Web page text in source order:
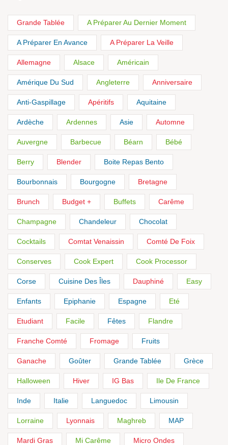
Grande Tablée A Préparer Au Dernier Moment
A Préparer En Avance A Préparer La Veille
Allemagne Alsace Américain
Amérique Du Sud Angleterre Anniversaire
Anti-Gaspillage Apéritifs Aquitaine
Ardèche Ardennes Asie Automne
Auvergne Barbecue Béarn Bébé
Berry Blender Boite Repas Bento
Bourbonnais Bourgogne Bretagne
Brunch Budget + Buffets Carême
Champagne Chandeleur Chocolat
Cocktails Comtat Venaissin Comté De Foix
Conserves Cook Expert Cook Processor
Corse Cuisine Des Îles Dauphiné Easy
Enfants Epiphanie Espagne Eté
Etudiant Facile Fêtes Flandre
Franche Comté Fromage Fruits
Ganache Goûter Grande Tablée Grèce
Halloween Hiver IG Bas Ile De France
Inde Italie Languedoc Limousin
Lorraine Lyonnais Maghreb MAP
Mardi Gras Mi Carême Micro Ondes